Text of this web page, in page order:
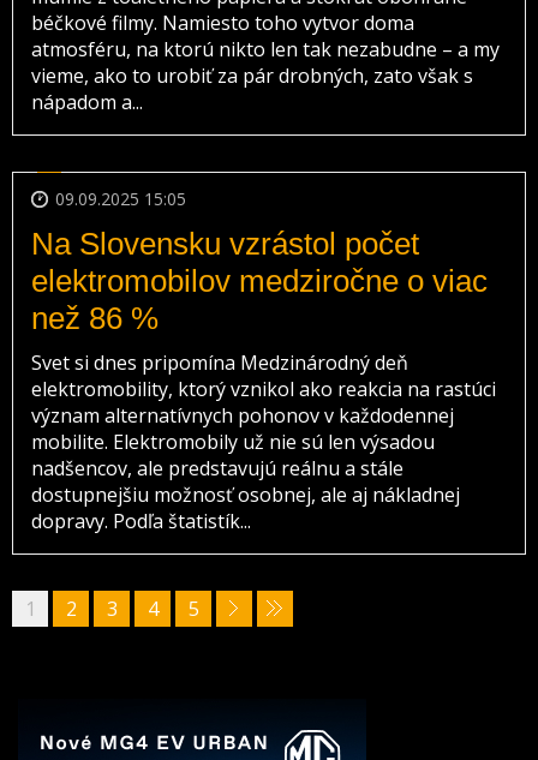
béčkové filmy. Namiesto toho vytvor doma
atmosféru, na ktorú nikto len tak nezabudne – a my
vieme, ako to urobiť za pár drobných, zato však s
nápadom a...
09.09.2025 15:05
Na Slovensku vzrástol počet
elektromobilov medziročne o viac
než 86 %
Svet si dnes pripomína Medzinárodný deň
elektromobility, ktorý vznikol ako reakcia na rastúci
význam alternatívnych pohonov v každodennej
mobilite. Elektromobily už nie sú len výsadou
nadšencov, ale predstavujú reálnu a stále
dostupnejšiu možnosť osobnej, ale aj nákladnej
dopravy. Podľa štatistík...
1 2 3 4 5